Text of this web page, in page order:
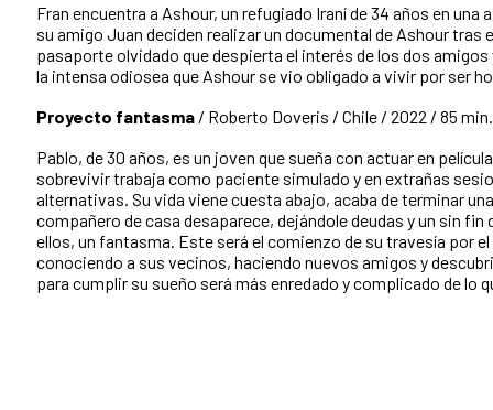
Fran encuentra a Ashour, un refugiado Iraní de 34 años en una
su amigo Juan deciden realizar un documental de Ashour tras
pasaporte olvidado que despierta el interés de los dos amigos
la intensa odiosea que Ashour se vio obligado a vivir por ser
Proyecto fantasma / Roberto Doveris / Chile / 2022 / 85 min.
Pablo, de 30 años, es un joven que sueña con actuar en
sobrevivir trabaja como paciente simulado y en extrañas
alternativas. Su vida viene cuesta abajo, acaba de terminar
compañero de casa desaparece, dejándole deudas y un sin
ellos, un fantasma. Este será el comienzo de su travesía por
conociendo a sus vecinos, haciendo nuevos amigos y
para cumplir su sueño será más enredado y complicado de lo